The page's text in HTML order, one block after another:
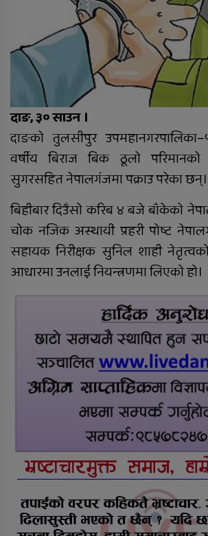
जेब्रा’ बनाउनेहरु
ठोक्किँदा एक जनाको
दुग्ध चिस्यान केन्द्र
आरोपमा
जनाविरुद्ध भ्रष्टाचार
६ महिनाअघि सजिएकी
महिनापछि सडकमा
दंगीशरणमा आर्थिक
वार्षिक समीक्षा
तुलसीपुरमा
ठोक्किँदा युवतीको
दाङ, ३० साउन ।
दाङको तुलसीपुर
वर्षीय बिराज बिक ठूलो
सुगरसहित नेपालगंजमा पक्राउ परेका छन्।
बिहीबार दिउँसो करिब ४ बजे बाँकेको
चोक नजिक अस्थायी प्रहरी पोष्ट
सहायक निरीक्षक सुनिल शाही
आधारमा उनलाई नियन्त्रणमा लिएको हो।